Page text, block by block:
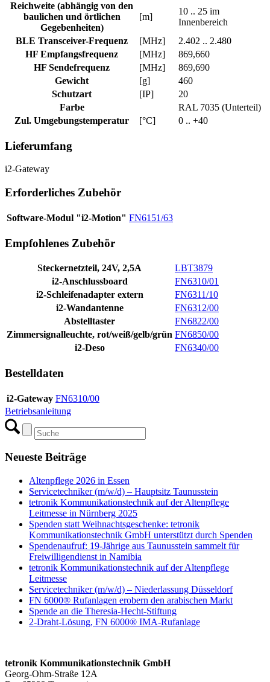
Reichweite (abhängig von den
baulichen und örtlichen
Gegebenheiten)
[m]
10 .. 25 im
Innenbereich
BLE Transceiver-Frequenz
[MHz]
2.402 .. 2.480
HF Empfangsfrequenz
[MHz]
869,660
HF Sendefrequenz
[MHz]
869,690
Gewicht
[g]
460
Schutzart
[IP]
20
Farbe
RAL 7035 (Unterteil)
Zul. Umgebungstemperatur
[°C] 0 .. +40
Lieferumfang
i2-Gateway
Erforderliches Zubehör
Software-Modul "i2-Motion" FN6151/63
Empfohlenes Zubehör
Steckernetzteil, 24V, 2,5A
LBT3879
i2-Anschlussboard
FN6310/01
i2-Schleifenadapter extern
FN6311/10
i2-Wandantenne
FN6312/00
Abstelltaster
FN6822/00
Zimmersignalleuchte, rot/weiß/gelb/grün FN6850/00
i2-Deso
FN6340/00
Bestelldaten
i2-Gateway FN6310/00
Betriebsanleitung
Neueste Beiträge
Altenpflege 2026 in Essen
Servicetechniker (m/w/d) – Hauptsitz Taunusstein
tetronik Kommunikationstechnik auf der Altenpflege
Leitmesse in Nürnberg 2025
Spenden statt Weihnachtsgeschenke: tetronik
Kommunikationstechnik GmbH unterstützt durch Spenden
Spendenaufruf: 19-Jährige aus Taunusstein sammelt für
Freiwilligendienst in Namibia
tetronik Kommunikationstechnik auf der Altenpflege
Leitmesse
Servicetechniker (m/w/d) – Niederlassung Düsseldorf
FN 6000® Rufanlagen erobern den arabischen Markt
Spende an die Theresia-Hecht-Stiftung
2-Draht-Lösung, FN 6000® IMA-Rufanlage
tetronik Kommunikationstechnik GmbH
Georg-Ohm-Straße 12A